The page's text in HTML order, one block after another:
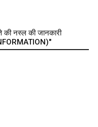
की नस्ल की जानकारी